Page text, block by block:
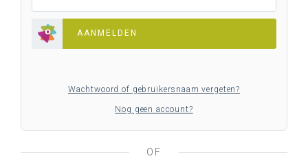
AANMELDEN
Wachtwoord of gebruikersnaam vergeten?
Nog geen account?
OF